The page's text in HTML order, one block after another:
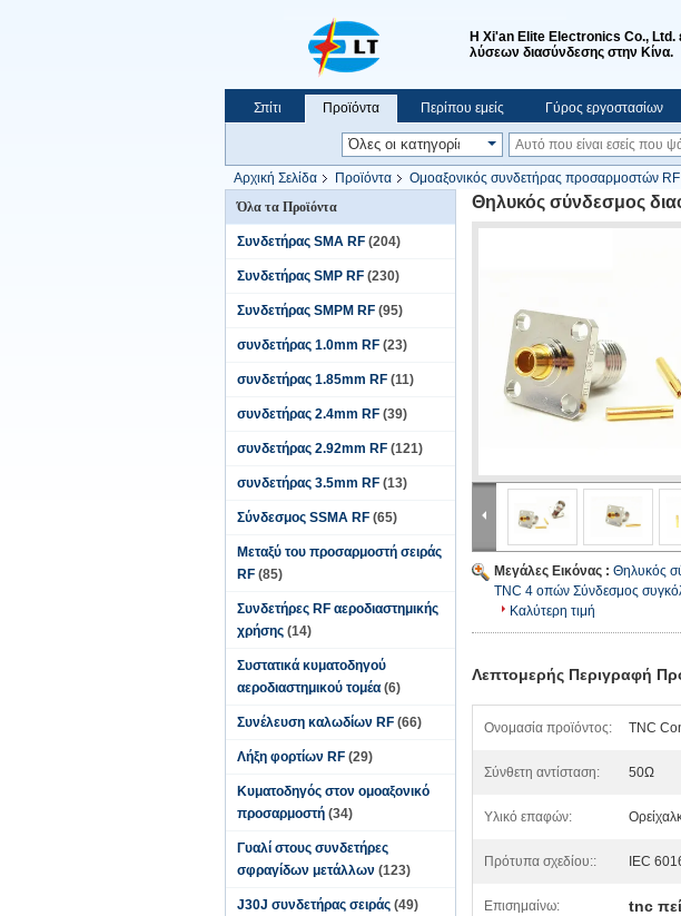
Η Xi'an Elite Electronics Co., Ltd.
λύσεων διασύνδεσης στην Κίνα.
Σπίτι Προϊόντα Περίπου εμείς Γύρος εργοστασίων
Εμφάνιση VR
Αρχική Σελίδα Προϊόντα Ομοαξονικός συνδετήρας προσαρμοστών RF
Όλα τα Προϊόντα
Συνδετήρας SMA RF (204)
Συνδετήρας SMP RF (230)
Συνδετήρας SMPM RF (95)
συνδετήρας 1.0mm RF (23)
συνδετήρας 1.85mm RF (11)
συνδετήρας 2.4mm RF (39)
συνδετήρας 2.92mm RF (121)
συνδετήρας 3.5mm RF (13)
Σύνδεσμος SSMA RF (65)
Μεταξύ του προσαρμοστή σειράς
RF (85)
Συνδετήρες RF αεροδιαστημικής
χρήσης (14)
Συστατικά κυματοδηγού
αεροδιαστημικού τομέα (6)
Συνέλευση καλωδίων RF (66)
Λήξη φορτίων RF (29)
Κυματοδηγός στον ομοαξονικό
προσαρμοστή (34)
Γυαλί στους συνδετήρες
σφραγίδων μετάλλων (123)
J30J συνδετήρας σειράς (49)
Θηλυκός σύνδεσμος
Μεγάλες Εικόνας : Θηλυκός
TNC 4 οπών Σύνδεσμος
Καλύτερη τιμή
Λεπτομερής Περιγραφή
Ονομασία προϊόντος: TNC
Σύνθετη αντίσταση: 50Ω
Υλικό επαφών:
Πρότυπα σχεδίου:: IEC
Επισημαίνω: tnc